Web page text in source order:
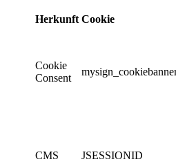
Herkunft Cookie
Cookie
Consent
CMS JSESSIONID